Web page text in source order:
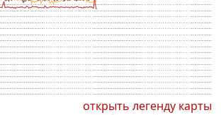
открыть легенду карты